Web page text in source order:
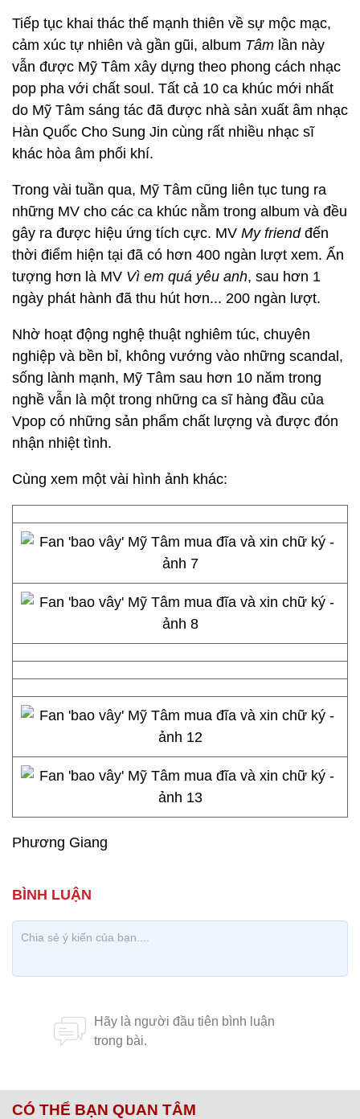
Tiếp tục khai thác thế mạnh thiên về sự mộc mạc,
cảm xúc tự nhiên và gần gũi, album Tâm lần này
vẫn được Mỹ Tâm xây dựng theo phong cách nhạc
pop pha với chất soul. Tất cả 10 ca khúc mới nhất
do Mỹ Tâm sáng tác đã được nhà sản xuất âm nhạc
Hàn Quốc Cho Sung Jin cùng rất nhiều nhạc sĩ
khác hòa âm phối khí.
Trong vài tuần qua, Mỹ Tâm cũng liên tục tung ra
những MV cho các ca khúc nằm trong album và đều
gây ra được hiệu ứng tích cực. MV My friendđến
thời điểm hiện tại đã có hơn 400 ngàn lượt xem. Ấn
tượng hơn là MV Vì em quá yêu anh, sau hơn 1
ngày phát hành đã thu hút hơn... 200 ngàn lượt.
Nhờ hoạt động nghệ thuật nghiêm túc, chuyên
nghiệp và bền bỉ, không vướng vào những scandal,
sống lành mạnh, Mỹ Tâm sau hơn 10 năm trong
nghề vẫn là một trong những ca sĩ hàng đầu của
Vpop có những sản phẩm chất lượng và được đón
nhận nhiệt tình.
Cùng xem một vài hình ảnh khác:
Phương Giang
CÓ THỂ BẠN QUAN TÂM